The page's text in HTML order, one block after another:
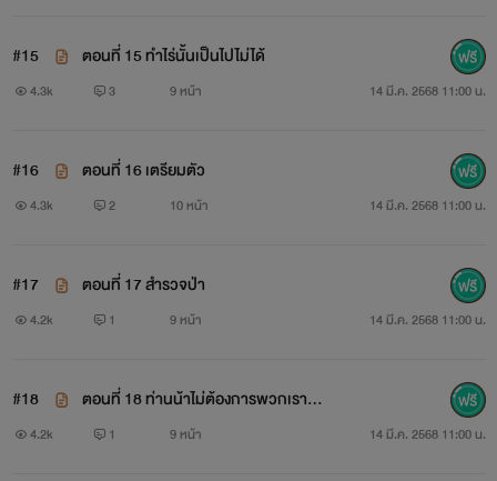
#15 ตอนที่ 15 ทำไร่นั้นเป็นไปไม่ได้
4.3k 3 9 หน้า 14 มี.ค. 2568 11:00 น.
#16 ตอนที่ 16 เตรียมตัว
4.3k 2 10 หน้า 14 มี.ค. 2568 11:00 น.
#17 ตอนที่ 17 สำรวจป่า
4.2k 1 9 หน้า 14 มี.ค. 2568 11:00 น.
#18
ตอนที่ 18 ท่านน้าไม่ต้องการพวกเราแล้
4.2k 1 9 หน้า 14 มี.ค. 2568 11:00 น.